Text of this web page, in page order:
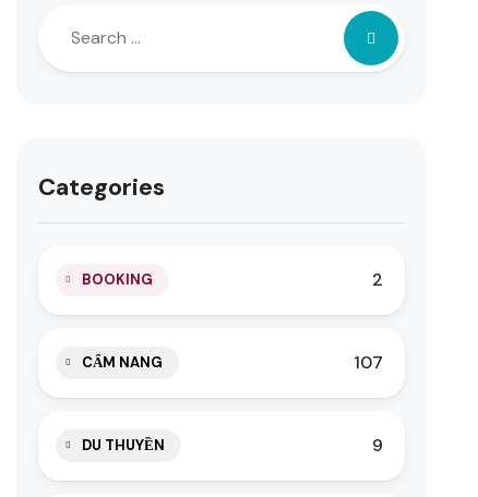
Categories
BOOKING 2
CẨM NANG 107
DU THUYỀN 9